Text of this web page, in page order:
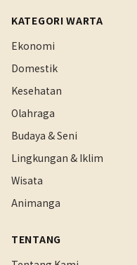
KATEGORI WARTA
Ekonomi
Domestik
Kesehatan
Olahraga
Budaya & Seni
Lingkungan & Iklim
Wisata
Animanga
TENTANG